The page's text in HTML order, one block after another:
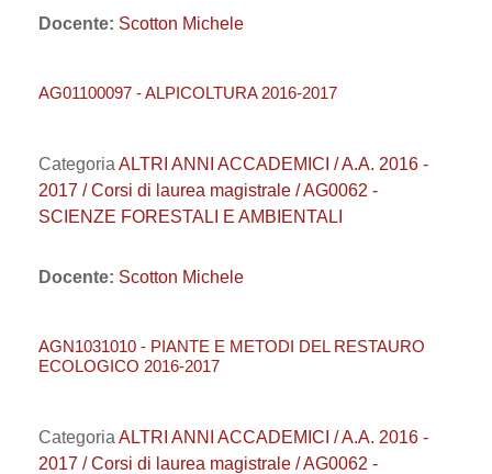
Docente: Scotton Michele
AG01100097 - ALPICOLTURA 2016-2017
Categoria ALTRI ANNI ACCADEMICI / A.A. 2016 -
2017 / Corsi di laurea magistrale / AG0062 -
SCIENZE FORESTALI E AMBIENTALI
Docente: Scotton Michele
AGN1031010 - PIANTE E METODI DEL RESTAURO
ECOLOGICO 2016-2017
Categoria ALTRI ANNI ACCADEMICI / A.A. 2016 -
2017 / Corsi di laurea magistrale / AG0062 -